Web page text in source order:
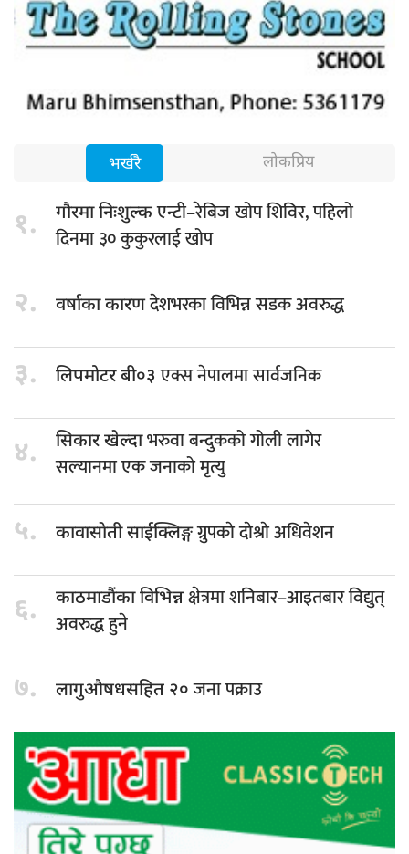
भर्खरै लोकप्रिय
१. गौरमा निःशुल्कएन्टी–रेबिज खोप शिविर, पहिलो
दिनमा ३० कुकुरलाई खोप
२. वर्षाका कारणदेशभरका विभिन्न सडक अवरुद्ध
३. लिपमोटर बी०३एक्स नेपालमा सार्वजनिक
४. सिकार खेल्दाभरुवा बन्दुकको गोली लागेर
सल्यानमा एक जनाको मृत्यु
५. कावासाेती साईक्लिङ्गग्रुपकाे दाेश्राे अधिवेशन
६. काठमाडौंका विभिन्नक्षेत्रमा शनिबार–आइतबार विद्युत्
अवरुद्ध हुने
७. लागुऔषधसहित २०जना पक्राउ